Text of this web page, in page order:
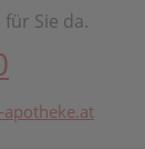
Sie da.
apotheke.at